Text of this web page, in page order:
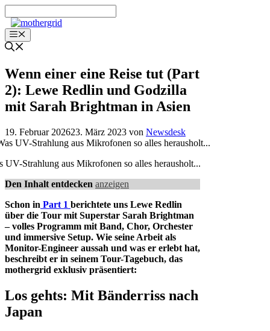
Inhalt
springenMenü
Wenn einer eine Reise tut (Part
2): Lewe Redlin und Godzilla
mit Sarah Brightman in Asien
19. Februar 202623. März 2023 von Newsdesk
UV-Strahlung aus Mikrofonen so alles herausholt...
Den Inhalt entdecken anzeigen
Schon in Part 1 berichtete uns Lewe Redlin
über die Tour mit Superstar Sarah Brightman
– volles Programm mit Band, Chor, Orchester
und immersive Setup. Wie seine Arbeit als
Monitor-Engineer aussah und was er erlebt hat,
beschreibt er in seinem Tour-Tagebuch, das
mothergrid exklusiv präsentiert:
Los gehts: Mit Bänderriss nach
Japan